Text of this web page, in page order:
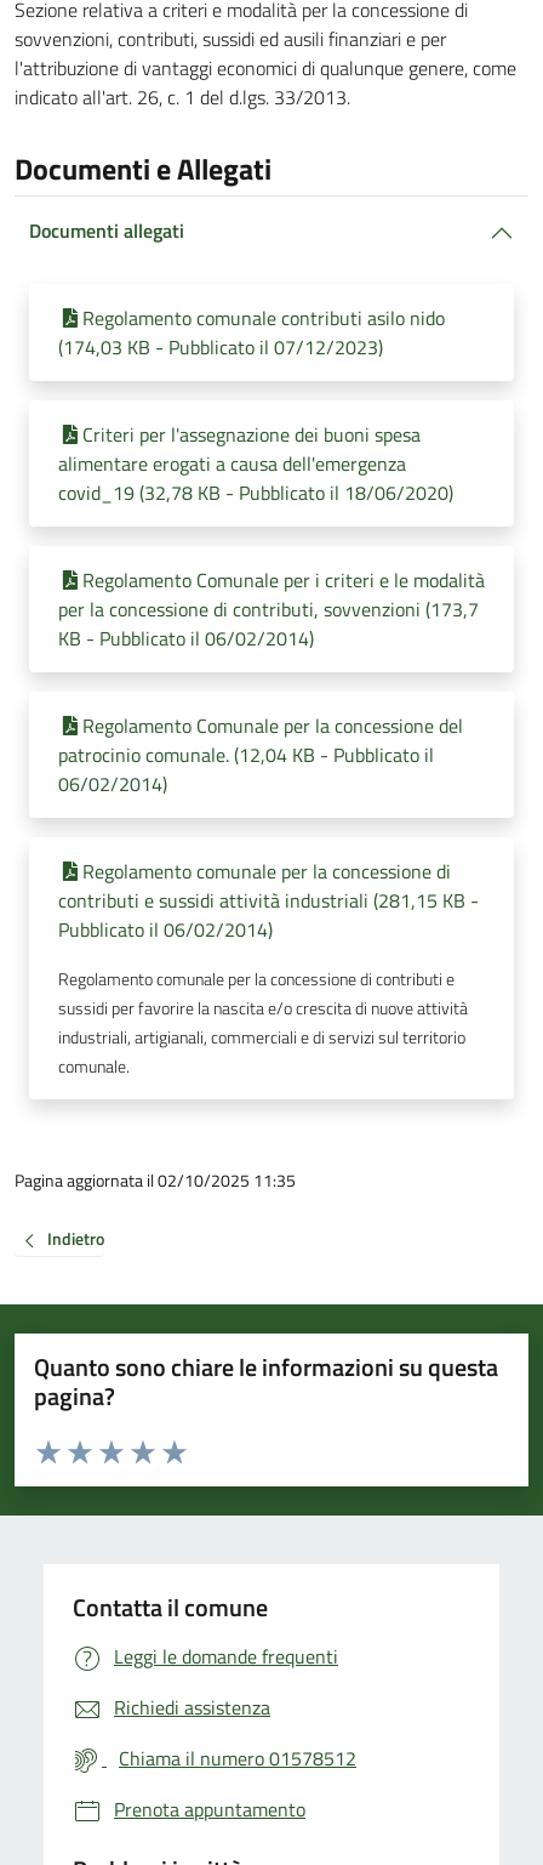
Sezione relativa a criteri e modalità per la concessione di
sovvenzioni, contributi, sussidi ed ausili finanziari e per
l'attribuzione di vantaggi economici di qualunque genere, come
indicato all'art. 26, c. 1 del d.lgs. 33/2013.
Documenti e Allegati
Documenti allegati
Regolamento comunale contributi asilo nido
(174,03 KB - Pubblicato il 07/12/2023)
Criteri per l'assegnazione dei buoni spesa
alimentare erogati a causa dell'emergenza
covid_19 (32,78 KB - Pubblicato il 18/06/2020)
Regolamento Comunale per i criteri e le modalità
per la concessione di contributi, sovvenzioni (173,7
KB - Pubblicato il 06/02/2014)
Regolamento Comunale per la concessione del
patrocinio comunale. (12,04 KB - Pubblicato il
06/02/2014)
Regolamento comunale per la concessione di
contributi e sussidi attività industriali (281,15 KB -
Pubblicato il 06/02/2014)
Regolamento comunale per la concessione di contributi e
sussidi per favorire la nascita e/o crescita di nuove attività
industriali, artigianali, commerciali e di servizi sul territorio
comunale.
Pagina aggiornata il 02/10/2025 11:35
Indietro
Quanto sono chiare le informazioni su questa
pagina?
Valuta da 1 a 5 stelle la pagina
Valuta 5 stelle su 5
Valuta 4 stelle su 5
Valuta 3 stelle su 5
Valuta 2 stelle su 5
Valuta 1 stelle su 5
Contatta il comune
Leggi le domande frequenti
Richiedi assistenza
Chiama il numero 01578512
Prenota appuntamento